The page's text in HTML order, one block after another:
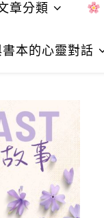
章分類
書本的心靈對話